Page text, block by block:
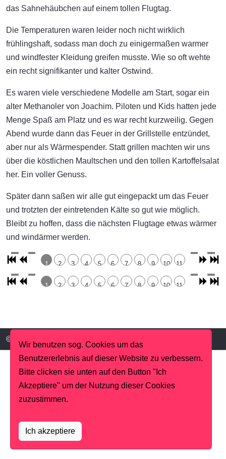
das Sahnehäubchen auf einem tollen Flugtag.
Die Temperaturen waren leider noch nicht wirklich
frühlingshaft, sodass man doch zu einigermaßen warmer
und windfester Kleidung greifen musste. Wie so oft wehte
ein recht signifikanter und kalter Ostwind.
Es waren viele verschiedene Modelle am Start, sogar ein
alter Methanoler von Joachim. Piloten und Kids hatten jede
Menge Spaß am Platz und es war recht kurzweilig. Gegen
Abend wurde dann das Feuer in der Grillstelle entzündet,
aber nur als Wärmespender. Statt grillen machten wir uns
über die köstlichen Maultschen und den tollen Kartoffelsalat
her. Ein voller Genuss.
Später dann saßen wir alle gut eingepackt um das Feuer
und trotzten der eintretenden Kälte so gut wie möglich.
Bleibt zu hoffen, dass die nächsten Flugtage etwas wärmer
und windärmer werden.
1 2 3 4 5 6 7 8 9 10 11
1 2 3 4 5 6 7 8 9 10 11
© MBV Bad Wildbad 2026, Powered by
Wir benutzen sog. Cookies um das
Benutzererlebnis auf dieser Website zu verbessern.
Bitte clicken sie unten auf den Button "Ich
Akzeptiere" um der Nutzung dieser Cookies
zuzustimmen.
Ich akzeptiere